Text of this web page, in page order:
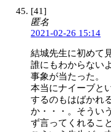
[41]
匿名
2021-02-26 15:14
結城先生に初めて
誰にもわからない
事象が当たった。
本当にナイーブと
するのもはばかれ
か・・・。そうい
ず言ってくれるこ